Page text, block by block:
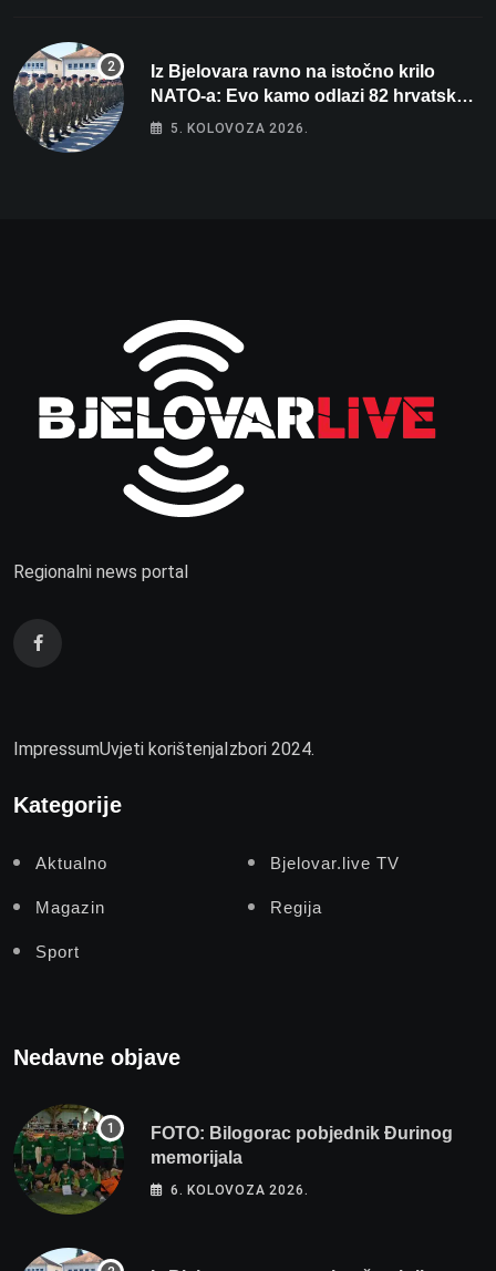
Iz Bjelovara ravno na istočno krilo
NATO-a: Evo kamo odlazi 82 hrvatska
vojnika i 6 vojnikinja
5. KOLOVOZA 2026.
Regionalni news portal
ImpressumUvjeti korištenjaIzbori 2024.
Kategorije
Aktualno Bjelovar.live TV
Magazin Regija
Sport
Nedavne objave
FOTO: Bilogorac pobjednik Đurinog
memorijala
6. KOLOVOZA 2026.